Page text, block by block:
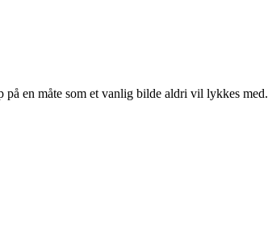
en måte som et vanlig bilde aldri vil lykkes med.